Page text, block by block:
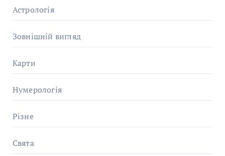
Астрологія
Зовнішній вигляд
Карти
Нумерологія
Різне
Свята